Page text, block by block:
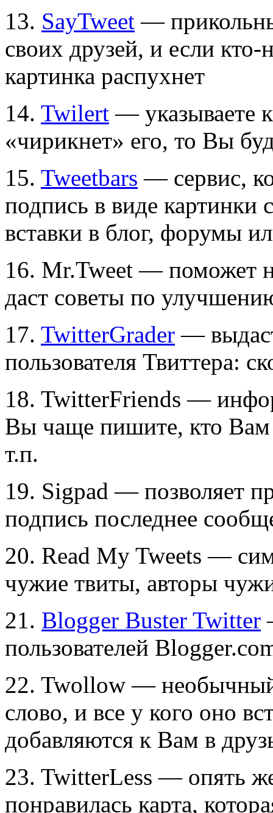
13. SayTweet —
своих друзей, и если
картинка распухнет
14. Twilert — указываете
«чирикнет» его, то Вы
15. Tweetbars — сервис,
подпись в виде
вставки в блог, форумы
16. Mr.Tweet — поможет
даст советы по
17. TwitterGrader —
пользователя Твиттера:
18. TwitterFriends —
Вы чаще пишите, кто
т.п.
19. Sigpad — позволяет
подпись последнее
20. Read My Tweets —
чужие твиты, авторы
21. Blogger Buster Twitter
пользователей
22. Twollow —
слово, и все у кого оно
добавляются к Вам в
23. TwitterLess — опять
понравилась карта,